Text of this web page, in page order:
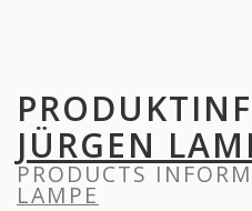
JÜRGEN
PRODUCTS
LAMPE